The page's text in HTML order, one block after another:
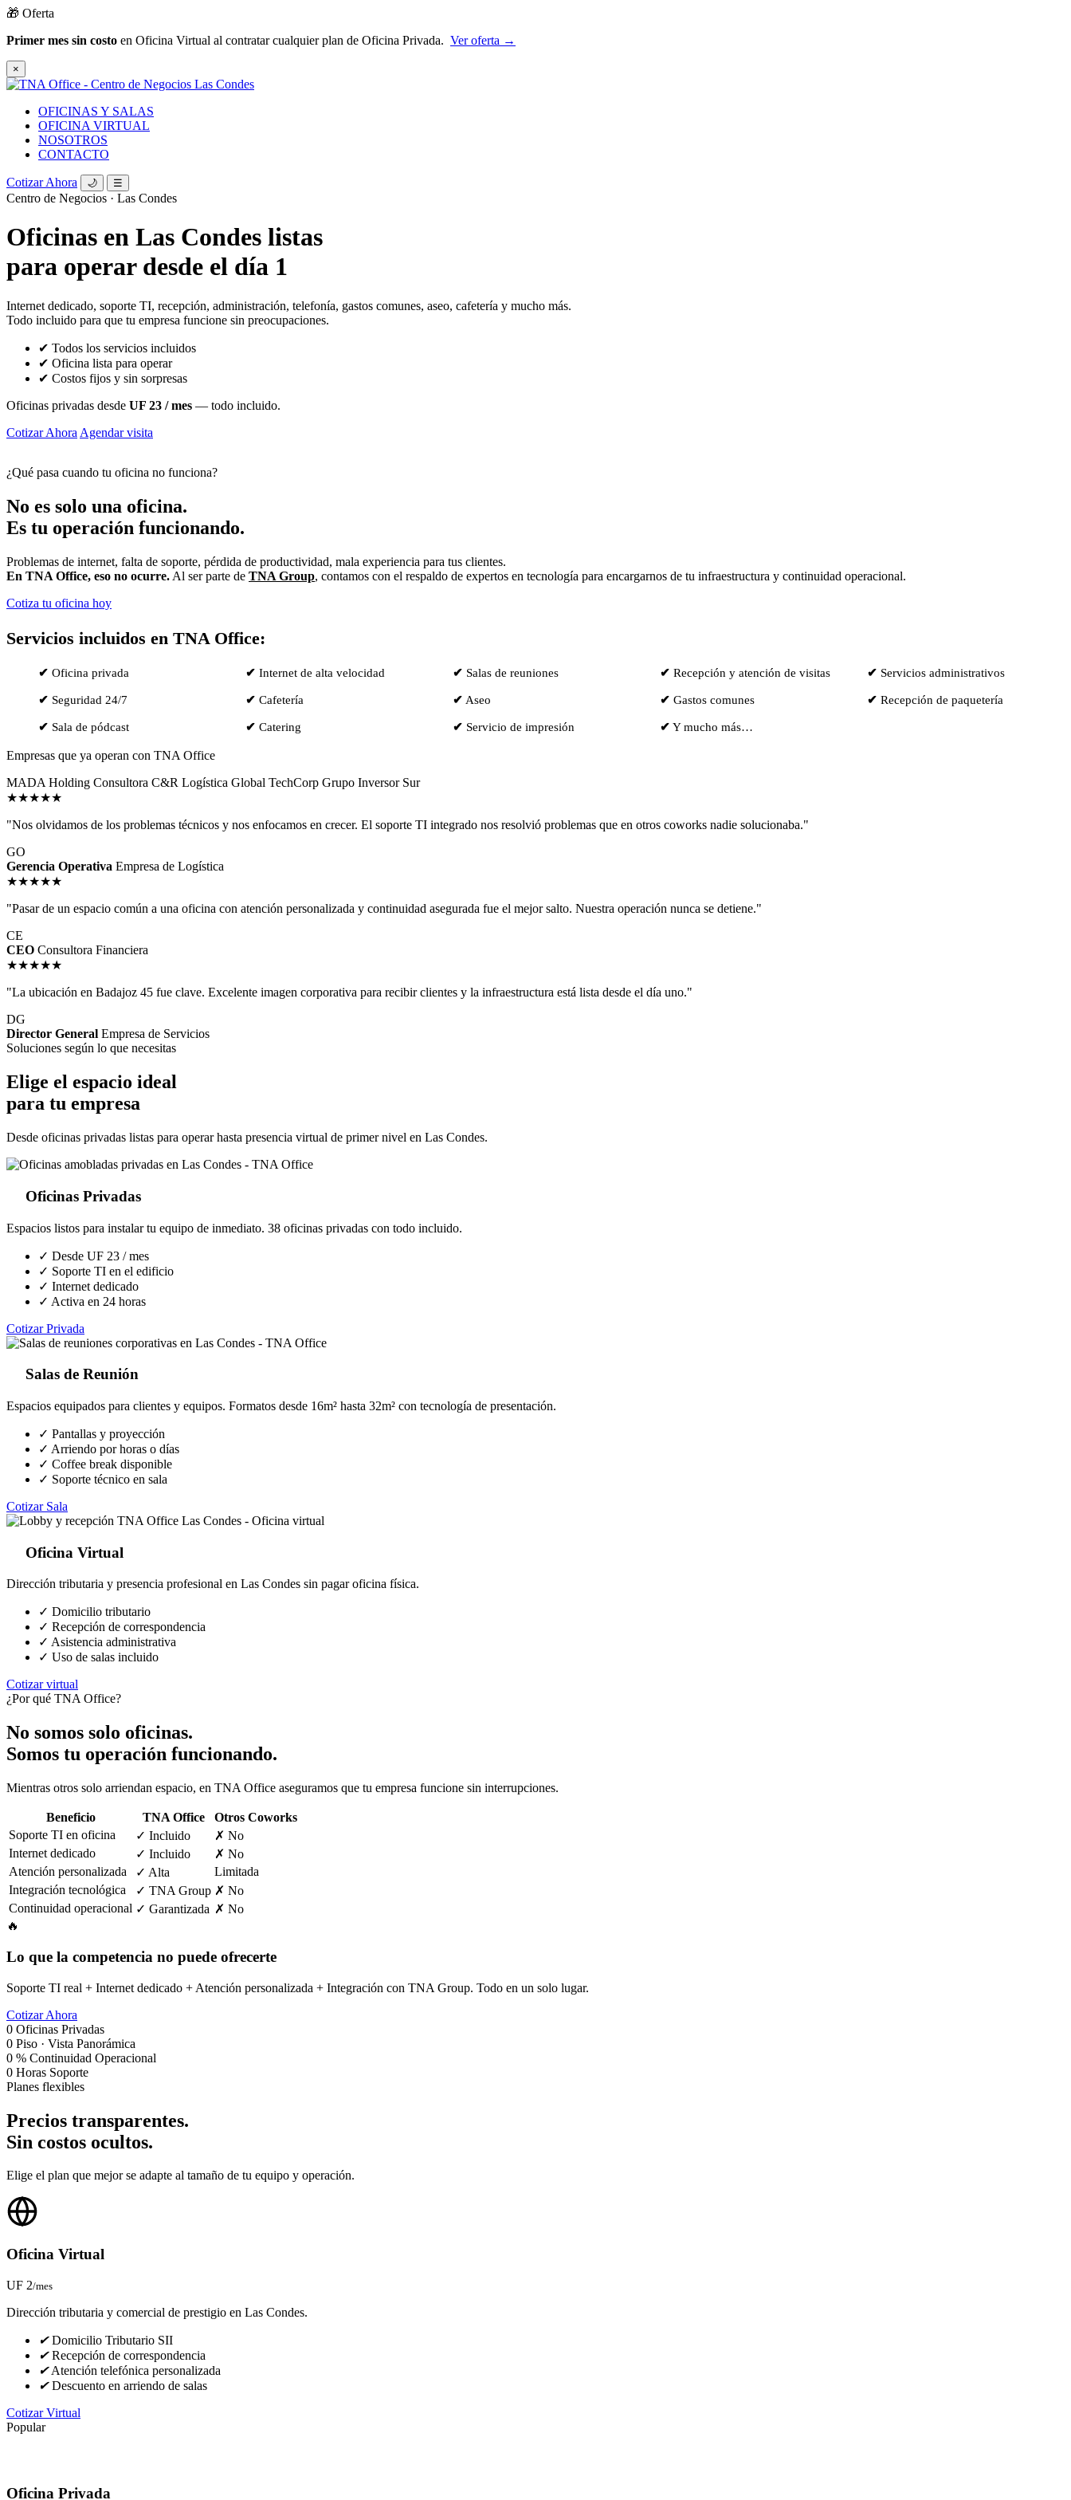
🎁 Oferta
Primer mes sin costo en Oficina Virtual al contratar cualquier plan de Oficina Privada. Ver oferta →
×
OFICINAS Y SALAS
OFICINA VIRTUAL
NOSOTROS
CONTACTO
Cotizar Ahora 🌙 ☰
Centro de Negocios · Las Condes
Oficinas en Las Condes listas
para operar desde el día 1
Internet dedicado, soporte TI, recepción, administración, telefonía, gastos comunes, aseo, cafetería y mucho más.
Todo incluido para que tu empresa funcione sin preocupaciones.
✔ Todos los servicios incluidos
✔ Oficina lista para operar
✔ Costos fijos y sin sorpresas
Oficinas privadas desde UF 23 / mes — todo incluido.
Cotizar Ahora Agendar visita
¿Qué pasa cuando tu oficina no funciona?
No es solo una oficina.
Es tu operación funcionando.
Problemas de internet, falta de soporte, pérdida de productividad, mala experiencia para tus clientes.
En TNA Office, eso no ocurre. Al ser parte de TNA Group, contamos con el respaldo de expertos en tecnología para encargarnos de tu infraestructura y continuidad operacional.
Cotiza tu oficina hoy
Servicios incluidos en TNA Office:
✔ Oficina privada ✔ Internet de alta velocidad ✔ Salas de reuniones ✔ Recepción y atención de visitas ✔ Servicios administrativos
✔ Seguridad 24/7 ✔ Cafetería ✔ Aseo ✔ Gastos comunes ✔ Recepción de paquetería
✔ Sala de pódcast ✔ Catering ✔ Servicio de impresión ✔ Y mucho más…
Empresas que ya operan con TNA Office
MADA Holding Consultora C&R Logística Global TechCorp Grupo Inversor Sur
★★★★★
"Nos olvidamos de los problemas técnicos y nos enfocamos en crecer. El soporte TI integrado nos resolvió problemas que en otros coworks nadie solucionaba."
GO
Gerencia Operativa Empresa de Logística
★★★★★
"Pasar de un espacio común a una oficina con atención personalizada y continuidad asegurada fue el mejor salto. Nuestra operación nunca se detiene."
CE
CEO Consultora Financiera
★★★★★
"La ubicación en Badajoz 45 fue clave. Excelente imagen corporativa para recibir clientes y la infraestructura está lista desde el día uno."
DG
Director General Empresa de Servicios
Soluciones según lo que necesitas
Elige el espacio ideal
para tu empresa
Desde oficinas privadas listas para operar hasta presencia virtual de primer nivel en Las Condes.
Oficinas Privadas
Espacios listos para instalar tu equipo de inmediato. 38 oficinas privadas con todo incluido.
✓ Desde UF 23 / mes
✓ Soporte TI en el edificio
✓ Internet dedicado
✓ Activa en 24 horas
Cotizar Privada
Salas de Reunión
Espacios equipados para clientes y equipos. Formatos desde 16m² hasta 32m² con tecnología de presentación.
✓ Pantallas y proyección
✓ Arriendo por horas o días
✓ Coffee break disponible
✓ Soporte técnico en sala
Cotizar Sala
Oficina Virtual
Dirección tributaria y presencia profesional en Las Condes sin pagar oficina física.
✓ Domicilio tributario
✓ Recepción de correspondencia
✓ Asistencia administrativa
✓ Uso de salas incluido
Cotizar virtual
¿Por qué TNA Office?
No somos solo oficinas.
Somos tu operación funcionando.
Mientras otros solo arriendan espacio, en TNA Office aseguramos que tu empresa funcione sin interrupciones.
Beneficio TNA Office
Otros Coworks
Soporte TI en oficina
✓ Incluido
✗ No
Internet dedicado
✓ Incluido
✗ No
Atención personalizada
✓ Alta
Limitada
Integración tecnológica
✓ TNA Group ✗ No
Continuidad operacional ✓ Garantizada ✗ No
🔥
Lo que la competencia no puede ofrecerte
Soporte TI real + Internet dedicado + Atención personalizada + Integración con TNA Group. Todo en un solo lugar.
Cotizar Ahora
0 Oficinas Privadas
0 Piso · Vista Panorámica
0 % Continuidad Operacional
0 Horas Soporte
Planes flexibles
Precios transparentes.
Sin costos ocultos.
Elige el plan que mejor se adapte al tamaño de tu equipo y operación.
Oficina Virtual
UF 2/mes
Dirección tributaria y comercial de prestigio en Las Condes.
✔Domicilio Tributario SII
✔Recepción de correspondencia
✔Atención telefónica personalizada
✔Descuento en arriendo de salas
Cotizar Virtual
Popular
Oficina Privada